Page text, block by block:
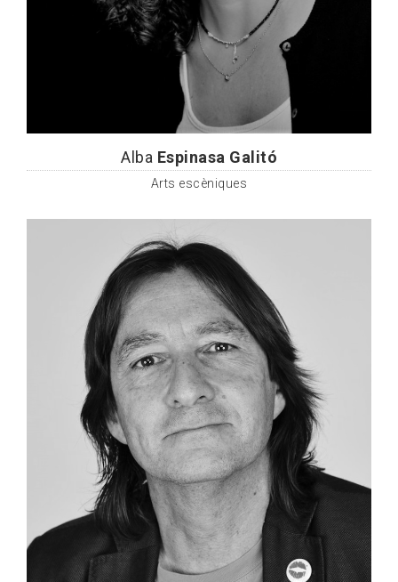
Alba Espinasa Galitó
Arts escèniques